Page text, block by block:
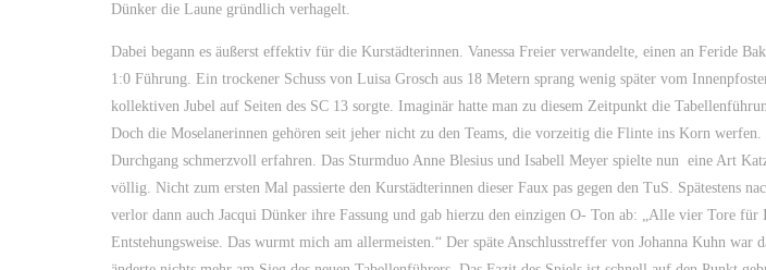
Dünker die Laune gründlich verhagelt.
Dabei begann es äußerst effektiv für die Kurstädterinnen. Vanessa Freier verwandelte, einen an Feride
1:0 Führung. Ein trockener Schuss von Luisa Grosch aus 18 Metern sprang wenig später vom
kollektiven Jubel auf Seiten des SC 13 sorgte. Imaginär hatte man zu diesem Zeitpunkt die
Doch die Moselanerinnen gehören seit jeher nicht zu den Teams, die vorzeitig die Flinte ins Korn
Durchgang schmerzvoll erfahren. Das Sturmduo Anne Blesius und Isabell Meyer spielte nun eine Art
völlig. Nicht zum ersten Mal passierte den Kurstädterinnen dieser Faux pas gegen den TuS. Spätestens
verlor dann auch Jacqui Dünker ihre Fassung und gab hierzu den einzigen O- Ton ab: „Alle vier Tore für
Entstehungsweise. Das wurmt mich am allermeisten.“ Der späte Anschlusstreffer von Johanna Kuhn war